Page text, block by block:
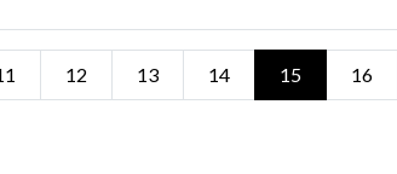
12 13 14 15 16